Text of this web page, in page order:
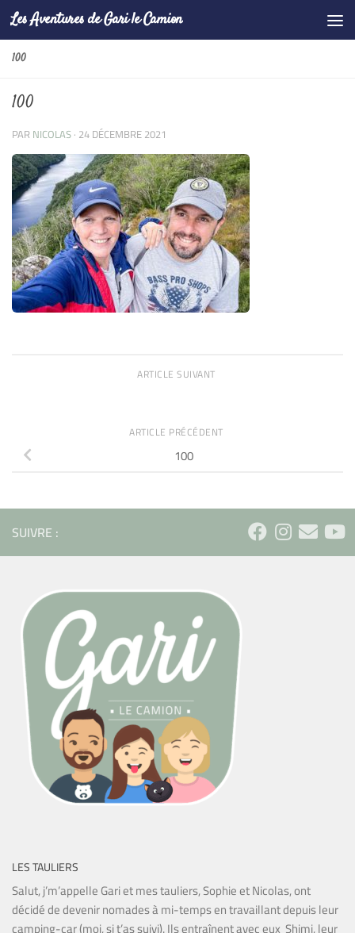
Skip to content
Les Aventures de Gari le Camion
100
100
PARNICOLAS· 24 DÉCEMBRE 2021
ARTICLE SUIVANT
ARTICLE PRÉCÉDENT
100
SUIVRE :
LES TAULIERS
Salut, j’m’appelle Gari et mes tauliers, Sophie et Nicolas, ont
décidé de devenir nomades à mi-temps en travaillant depuis leur